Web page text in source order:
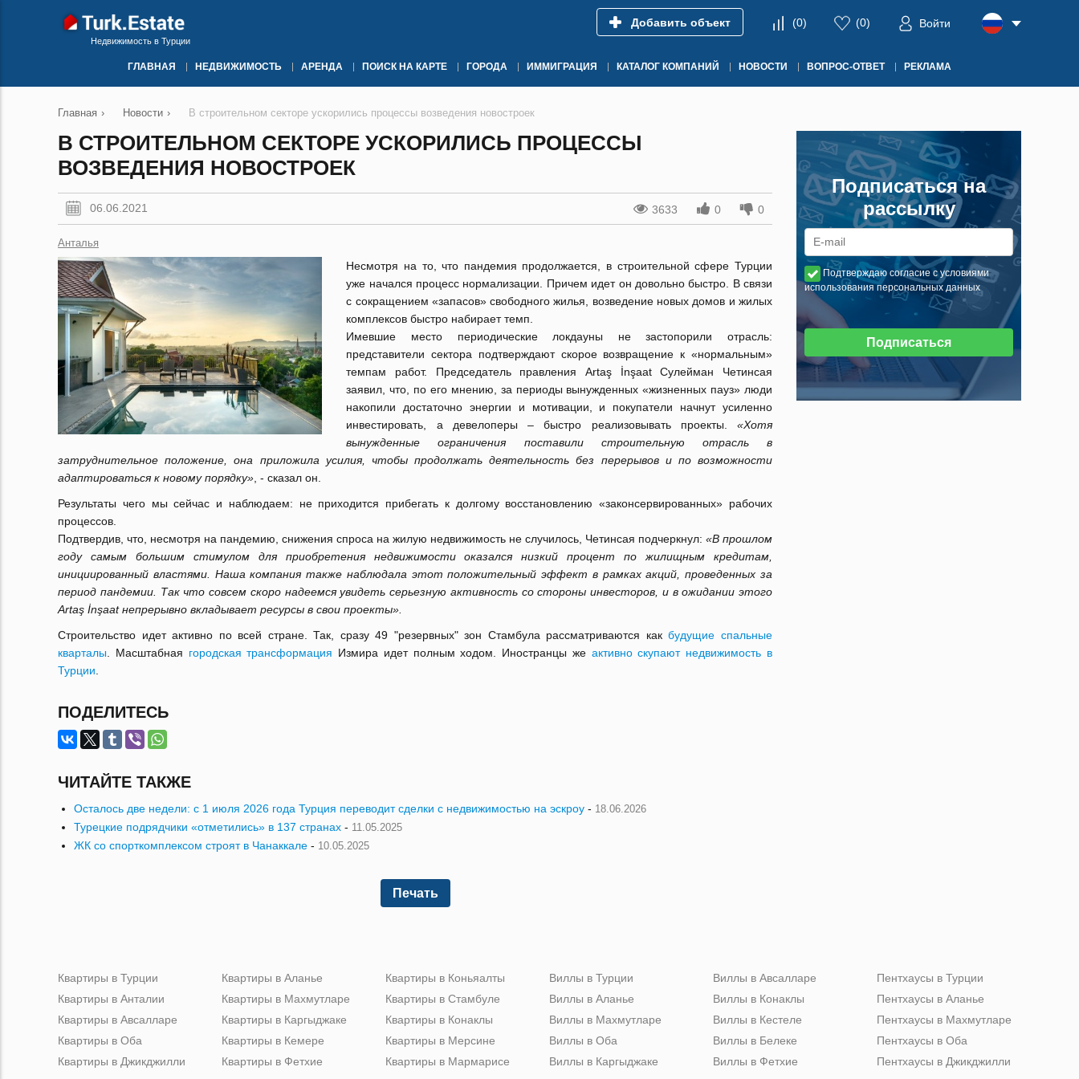
Недвижимость в Турции
Добавить объект (0) (0) Войти
ГЛАВНАЯ НЕДВИЖИМОСТЬ АРЕНДА ПОИСК НА КАРТЕ ГОРОДА ИММИГРАЦИЯ КАТАЛОГ КОМПАНИЙ НОВОСТИ ВОПРОС-ОТВЕТ РЕКЛАМА
Главная › Новости › В строительном секторе ускорились процессы возведения новостроек
В СТРОИТЕЛЬНОМ СЕКТОРЕ УСКОРИЛИСЬ ПРОЦЕССЫ
ВОЗВЕДЕНИЯ НОВОСТРОЕК
06.06.2021 3633 0 0
Анталья
Несмотря на то, что пандемия продолжается, в строительной сфере Турции
уже начался процесс нормализации. Причем идет он довольно быстро. В связи
с сокращением «запасов» свободного жилья, возведение новых домов и жилых
комплексов быстро набирает темп.
Имевшие место периодические локдауны не застопорили отрасль:
представители сектора подтверждают скорое возвращение к «нормальным»
темпам работ. Председатель правления Artaş İnşaat Сулейман Четинсая
заявил, что, по его мнению, за периоды вынужденных «жизненных пауз» люди
накопили достаточно энергии и мотивации, и покупатели начнут усиленно
инвестировать, а девелоперы – быстро реализовывать проекты. «Хотя
вынужденные ограничения поставили строительную отрасль в
затруднительное положение, она приложила усилия, чтобы продолжать деятельность без перерывов и по возможности
адаптироваться к новому порядку» , - сказал он.
Результаты чего мы сейчас и наблюдаем: не приходится прибегать к долгому восстановлению «законсервированных» рабочих
процессов.
Подтвердив, что, несмотря на пандемию, снижения спроса на жилую недвижимость не случилось, Четинсая подчеркнул: «В прошлом
году самым большим стимулом для приобретения недвижимости оказался низкий процент по жилищным кредитам,
инициированный властями. Наша компания также наблюдала этот положительный эффект в рамках акций, проведенных за
период пандемии. Так что совсем скоро надеемся увидеть серьезную активность со стороны инвесторов, и в ожидании этого
Artaş İnşaat непрерывно вкладывает ресурсы в свои проекты».
Строительство идет активно по всей стране. Так, сразу 49 "резервных" зон Стамбула рассматриваются какбудущие спальные
кварталы . Масштабная городская трансформация Измира идет полным ходом. Иностранцы же активно скупают недвижимость в
Турции
ПОДЕЛИТЕСЬ
ЧИТАЙТЕ ТАКЖЕ
Осталось две недели: с 1 июля 2026 года Турция переводит сделки с недвижимостью на эскроу - 18.06.2026
Турецкие подрядчики «отметились» в 137 странах - 11.05.2025
ЖК со спорткомплексом строят в Чанаккале - 10.05.2025
Печать
Подписаться на
рассылку
Подтверждаю согласие с условиями
использования персональных данных
Подписаться
Квартиры в Турции
Квартиры в Анталии
Квартиры в Авсалларе
Квартиры в Оба
Квартиры в Джикджилли
Квартиры в Аланье
Квартиры в Махмутларе
Квартиры в Каргыджаке
Квартиры в Кемере
Квартиры в Фетхие
Квартиры в Коньяалты
Квартиры в Стамбуле
Квартиры в Конаклы
Квартиры в Мерсине
Квартиры в Мармарисе
Виллы в Турции
Виллы в Аланье
Виллы в Махмутларе
Виллы в Оба
Виллы в Каргыджаке
Виллы в Авсалларе
Виллы в Конаклы
Виллы в Кестеле
Виллы в Белеке
Виллы в Фетхие
Пентхаусы в Турции
Пентхаусы в Аланье
Пентхаусы в Махмутларе
Пентхаусы в Оба
Пентхаусы в Джикджилли